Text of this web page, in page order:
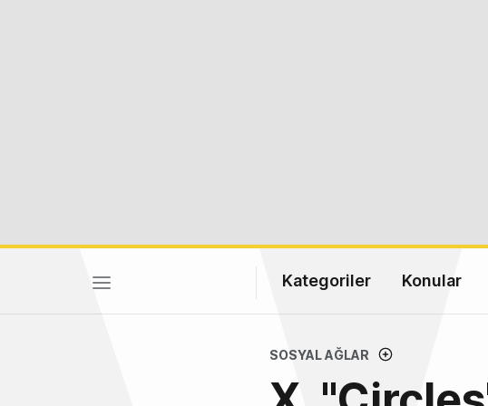
Kategoriler Konular
SOSYAL AĞLAR